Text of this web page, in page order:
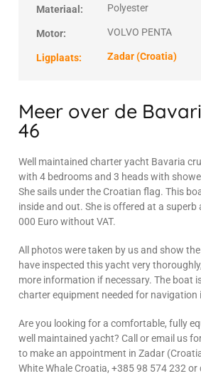
Materiaal: Polyester
Motor: VOLVO PENTA
Ligplaats: Zadar (Croatia)
Meer over de
46
Well maintained charter yacht Bavaria
with 4 bedrooms and 3 heads with
She sails under the Croatian flag. This
inside and out. She is offered at a superb
000 Euro without VAT.
All photos were taken by us and show
have inspected this yacht very
more information if necessary. The boat
charter equipment needed for navigation
Are you looking for a comfortable, fully
well maintained yacht? Call or email us
to make an appointment in Zadar
White Whale Croatia, +385 98 574 232 or